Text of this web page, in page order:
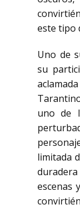
este tipo
Uno de
su
uno de
limitada
escenas